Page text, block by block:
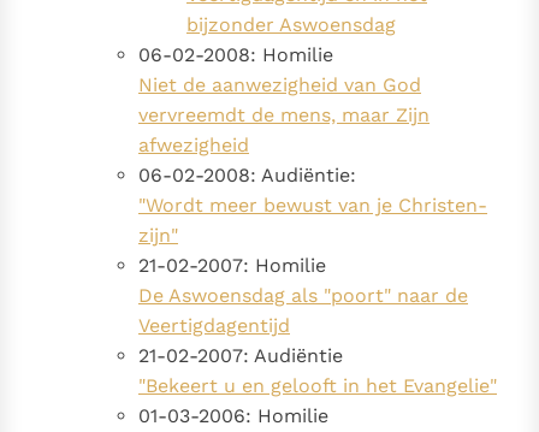
bijzonder Aswoensdag
06-02-2008: Homilie
Niet de aanwezigheid van God
vervreemdt de mens, maar Zijn
afwezigheid
06-02-2008: Audiëntie:
"Wordt meer bewust van je Christen-
zijn"
21-02-2007: Homilie
De Aswoensdag als "poort" naar de
Veertigdagentijd
21-02-2007: Audiëntie
"Bekeert u en gelooft in het Evangelie"
01-03-2006: Homilie